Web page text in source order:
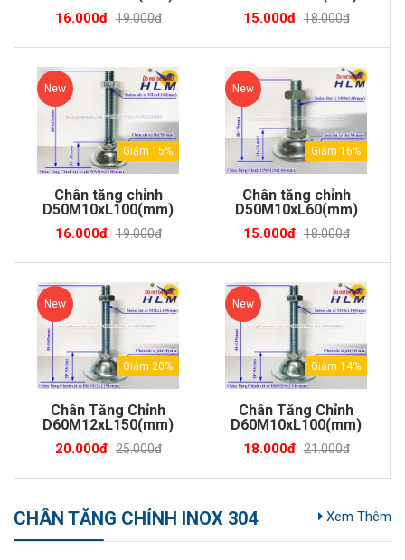
16.000đ 19.000đ 15.000đ 18.000đ
Giảm 15%
New
Chân tăng chỉnh
D50M10xL100(mm)
16.000đ 19.000đ
Giảm 16%
New
Chân tăng chỉnh
D50M10xL60(mm)
15.000đ 18.000đ
Giảm 20%
New
Chân Tăng Chỉnh
D60M12xL150(mm)
20.000đ 25.000đ
Giảm 14%
New
Chân Tăng Chỉnh
D60M10xL100(mm)
18.000đ 21.000đ
CHÂN TĂNG CHỈNH INOX 304 Xem Thêm